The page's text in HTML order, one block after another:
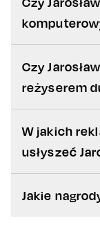
Czy
reżyserem
W jakich
usłyszeć
Jakie